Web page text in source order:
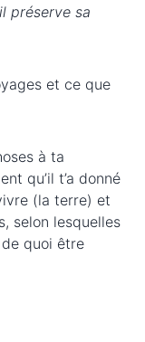
préserve sa
et ce que
à ta
qu’il t’a donné
(la terre) et
selon lesquelles
quoi être